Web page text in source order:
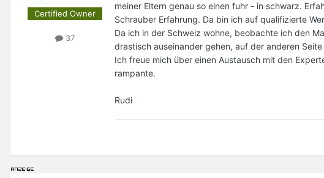
Certified Owner
37
meiner Eltern genau so einen fuhr - in schwarz.
Schrauber Erfahrung. Da bin ich auf qualifizierte
Da ich in der Schweiz wohne, beobachte ich den
drastisch auseinander gehen, auf der anderen
Ich freue mich über einen Austausch mit den
rampante.
Rudi